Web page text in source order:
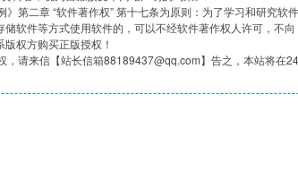
第二章 “软件著作权” 第十七条为原则：为了学习和研究软件
软件等方式使用软件的，可以不经软件著作权人许可，不向
权方购买正版授权！
，请来信【站长信箱88189437@qq.com】告之，本站将在24